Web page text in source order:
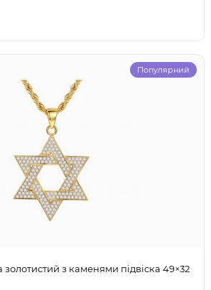
Популярний
з каменями підвіска 49×32